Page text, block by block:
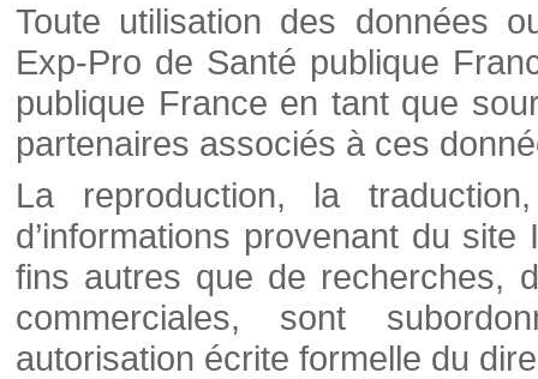
Toute utilisation des données
Exp-Pro de Santé publique
publique France en tant que
partenaires associés à ces
La reproduction, la
d’informations provenant du
fins autres que de recherches,
commerciales, sont
autorisation écrite formelle du